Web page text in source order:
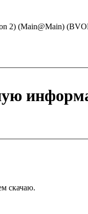
2) (Main@Main)
скачаю.